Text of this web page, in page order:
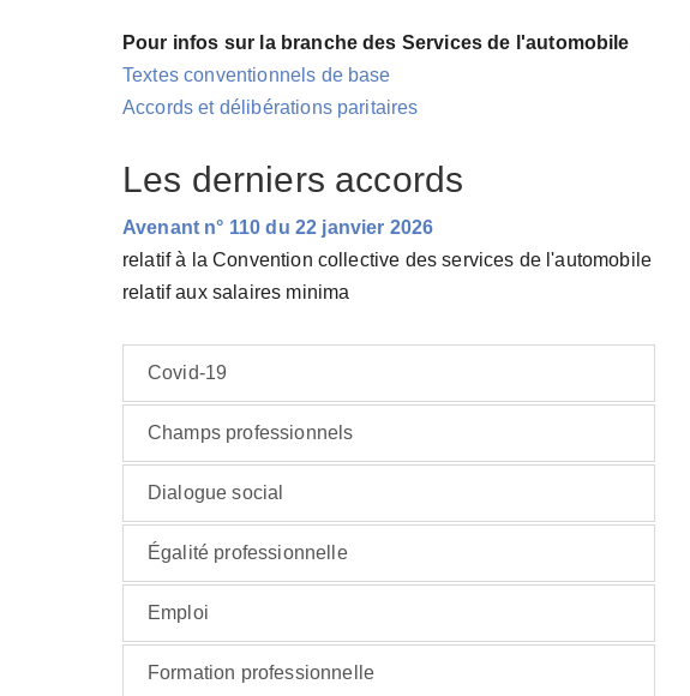
Pour infos sur la branche des Services de l'automobile
Textes conventionnels de base
Accords et délibérations paritaires
Les derniers accords
Avenant n° 110 du 22 janvier 2026
relatif à la Convention collective des services de l'automobile
relatif aux salaires minima
Covid-19
Champs professionnels
Dialogue social
Égalité professionnelle
Emploi
Formation professionnelle